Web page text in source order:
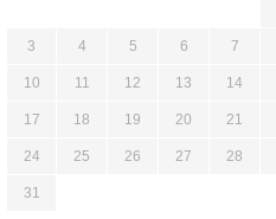
3 4 5 6 7
10 11 12 13 14
17 18 19 20 21
24 25 26 27 28
31